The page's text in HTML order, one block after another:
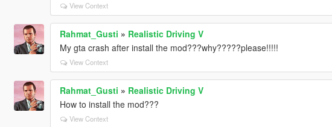
View Context
Rahmat_Gusti » Realistic Driving V
My gta crash after install the mod???why?????please!!!!!
View Context
Rahmat_Gusti » Realistic Driving V
How to install the mod???
View Context